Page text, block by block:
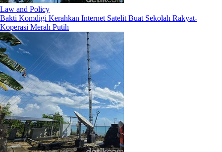
Law and Policy
Bakti Komdigi Kerahkan Internet Satelit Buat Sekolah Rakyat-
Koperasi Merah Putih